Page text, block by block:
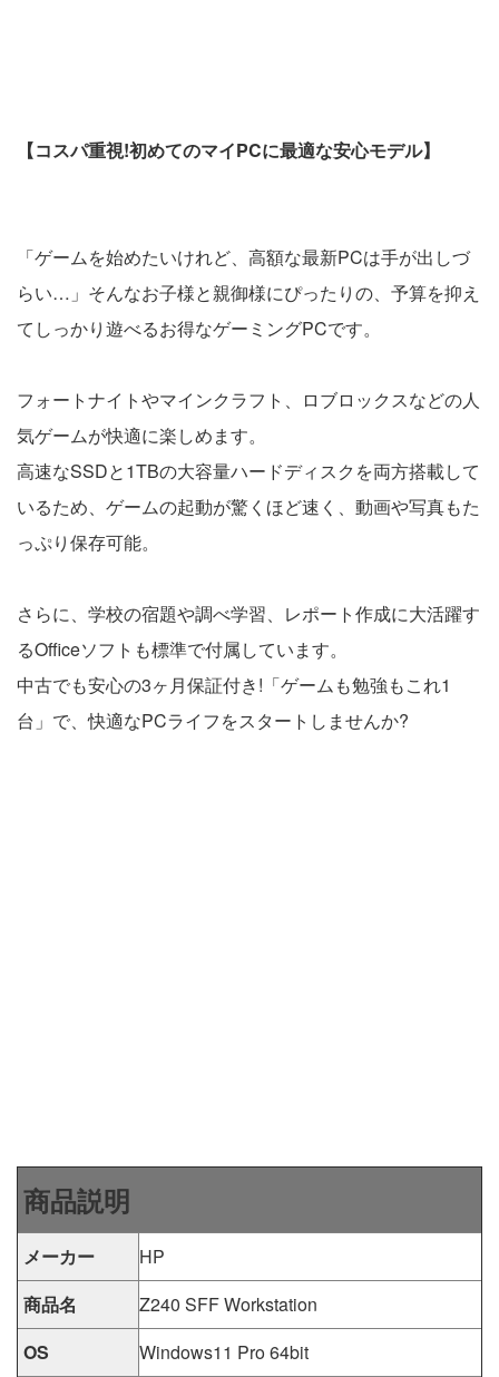
【コスパ重視!初めてのマイPCに最適な安心モデル】
「ゲームを始めたいけれど、高額な最新PCは手が出しづ
らい…」そんなお子様と親御様にぴったりの、予算を抑え
てしっかり遊べるお得なゲーミングPCです。
フォートナイトやマインクラフト、ロブロックスなどの人
気ゲームが快適に楽しめます。
高速なSSDと1TBの大容量ハードディスクを両方搭載して
いるため、ゲームの起動が驚くほど速く、動画や写真もた
っぷり保存可能。
さらに、学校の宿題や調べ学習、レポート作成に大活躍す
るOfficeソフトも標準で付属しています。
中古でも安心の3ヶ月保証付き!「ゲームも勉強もこれ1
台」で、快適なPCライフをスタートしませんか?
商品説明
メーカー
HP
商品名
Z240 SFF Workstation
OS
Windows11 Pro 64bit